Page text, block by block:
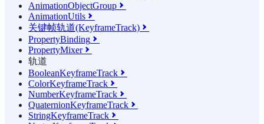
AnimationObjectGroup 
AnimationUtils 
关键帧轨道(KeyframeTrack) 
PropertyBinding 
PropertyMixer
轨道
BooleanKeyframeTrack 
ColorKeyframeTrack 
NumberKeyframeTrack 
QuaternionKeyframeTrack 
StringKeyframeTrack 